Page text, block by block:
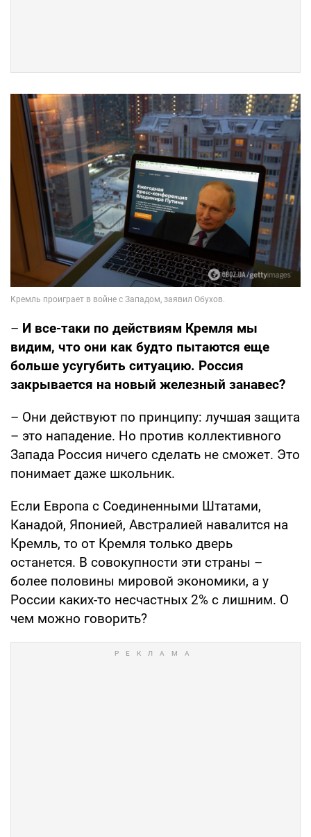
– И все-таки по действиям Кремля мы
видим, что они как будто пытаются еще
больше усугубить ситуацию. Россия
закрывается на новый железный занавес?
– Они действуют по принципу: лучшая защита
– это нападение. Но против коллективного
Запада Россия ничего сделать не сможет. Это
понимает даже школьник.
Если Европа с Соединенными Штатами,
Канадой, Японией, Австралией навалится на
Кремль, то от Кремля только дверь
останется. В совокупности эти страны –
более половины мировой экономики, а у
России каких-то несчастных 2% с лишним. О
чем можно говорить?